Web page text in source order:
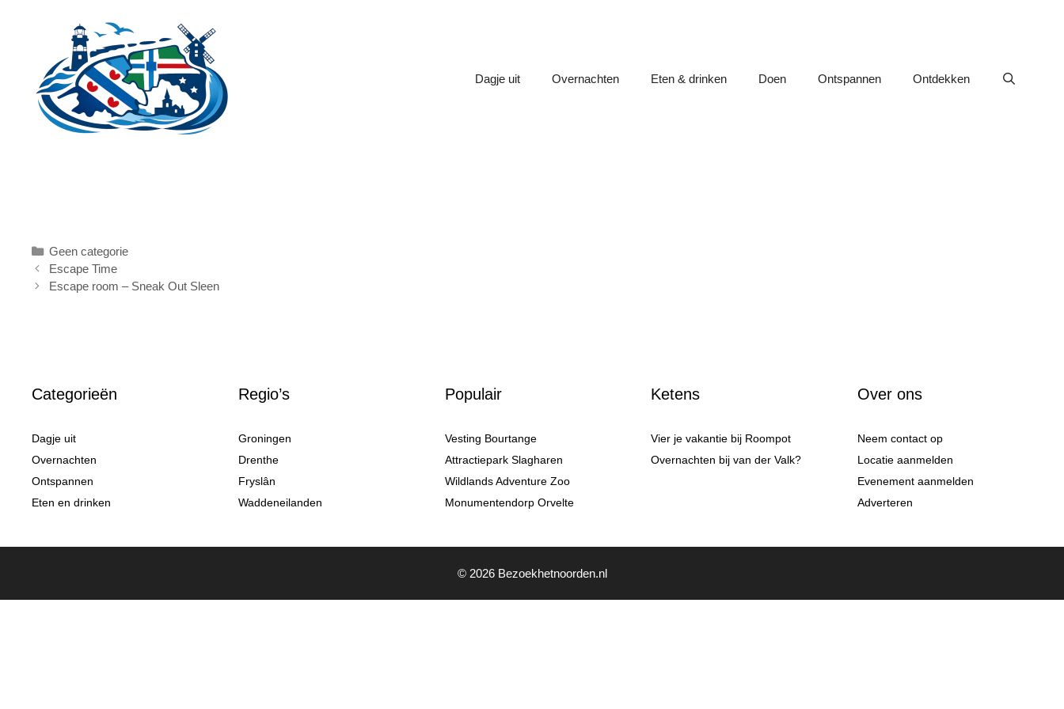
inhoud
Dagje uit Overnachten Eten & drinken Doen Ontspannen Ontdekken
Categorieën
Geen categorie
Escape Time
Escape room – Sneak Out Sleen
Categorieën
Dagje uit
Overnachten
Ontspannen
Eten en drinken
Regio’s
Groningen
Drenthe
Fryslân
Waddeneilanden
Populair
Vesting Bourtange
Attractiepark Slagharen
Wildlands Adventure Zoo
Monumentendorp Orvelte
Ketens
Vier je vakantie bij Roompot
Overnachten bij van der Valk?
Over ons
Neem contact op
Locatie aanmelden
Evenement aanmelden
Adverteren
© 2026 Bezoekhetnoorden.nl